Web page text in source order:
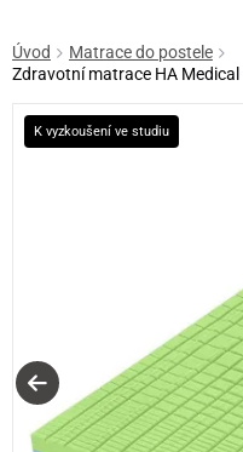
Úvod
Matrace do postele
Zdravotní matrace HA
K vyzkoušení ve studiu